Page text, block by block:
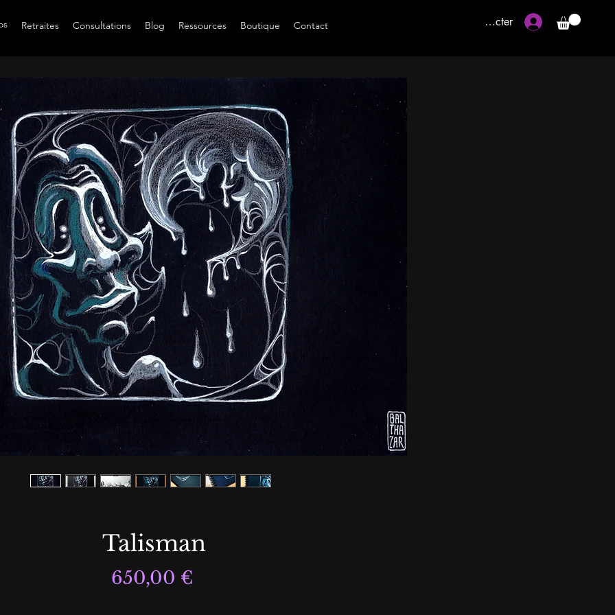
Se connecter
Retraites Consultations Blog Ressources Boutique Contact
Talisman
650,00 €